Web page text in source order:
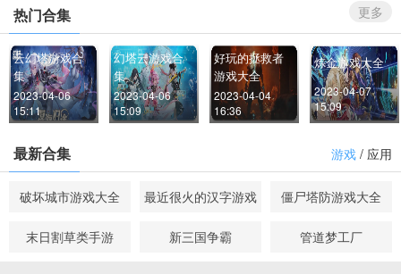
热门合集 更多
云幻塔游戏合
集
2023-04-06
15:11
幻塔云游戏合
集
2023-04-06
15:09
好玩的拯救者
游戏大全
2023-04-04
16:36
炼金游戏大全
2023-04-07
15:09
最新合集 游戏 / 应用
破坏城市游戏大全 最近很火的汉字游戏 僵尸塔防游戏大全
末日割草类手游 新三国争霸 管道梦工厂